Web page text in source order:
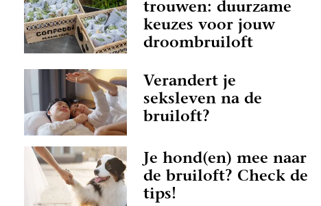
trouwen: duurzame
keuzes voor jouw
droombruiloft
Verandert je
seksleven na de
bruiloft?
Je hond(en) mee naar
de bruiloft? Check de
tips!